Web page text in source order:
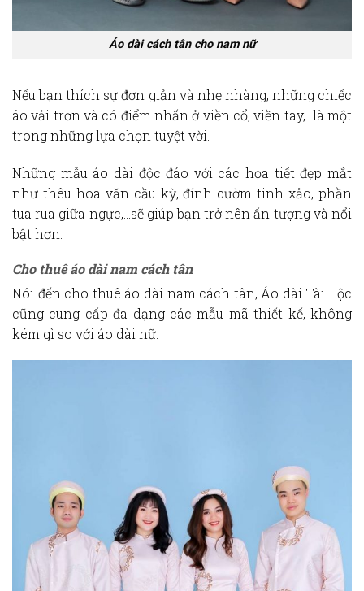
Áo dài cách tân cho nam nữ
Nếu bạn thích sự đơn giản và nhẹ nhàng, những chiếc
áo vải trơn và có điểm nhấn ở viền cổ, viền tay,…là một
trong những lựa chọn tuyệt vời.
Những mẫu áo dài độc đáo với các họa tiết đẹp mắt
như thêu hoa văn cầu kỳ, đính cườm tinh xảo, phần
tua rua giữa ngực,…sẽ giúp bạn trở nên ấn tượng và nổi
bật hơn.
Cho thuê áo dài nam cách tân
Nói đến cho thuê áo dài nam cách tân, Áo dài Tài Lộc
cũng cung cấp đa dạng các mẫu mã thiết kế, không
kém gì so với áo dài nữ.